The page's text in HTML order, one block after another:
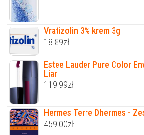
Vratizolin 3% krem 3g
18.89zł
Estee Lauder Pure Color
Liar
119.99zł
Hermes Terre Dhermes -
459.00zł